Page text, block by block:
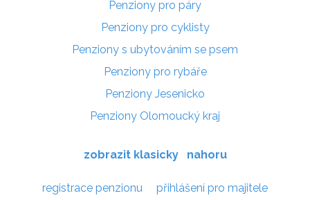
Penziony pro páry
Penziony pro cyklisty
Penziony s ubytováním se psem
Penziony pro rybáře
Penziony Jesenicko
Penziony Olomoucký kraj
zobrazit klasicky nahoru
registrace penzionu přihlášení pro majitele